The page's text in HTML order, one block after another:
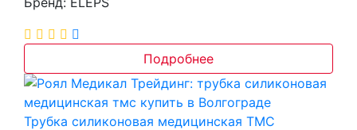
Подробнее
Трубка силиконовая медицинская ТМС